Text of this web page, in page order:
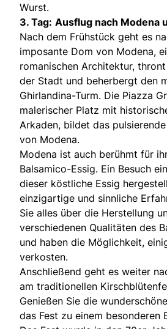
Wurst.
3. Tag: Ausflug nach Modena
Nach dem Frühstück geht es
imposante Dom von Modena,
romanischen Architektur,
der Stadt und beherbergt den
Ghirlandina-Turm. Die Piazza
malerischer Platz mit
Arkaden, bildet das
von Modena.
Modena ist auch berühmt für
Balsamico-Essig. Ein Besuch
dieser köstliche Essig
einzigartige und sinnliche
Sie alles über die Herstellung
verschiedenen Qualitäten des
und haben die Möglichkeit,
verkosten.
Anschließend geht es weiter
am traditionellen
Genießen Sie die
das Fest zu einem besonderen